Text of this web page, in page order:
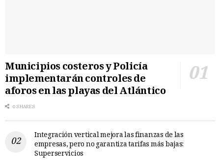
Municipios costeros y Policía
implementarán controles de
aforos en las playas del Atlántico
0 SHARES
Integración vertical mejora las finanzas de las
empresas, pero no garantiza tarifas más bajas:
Superservicios